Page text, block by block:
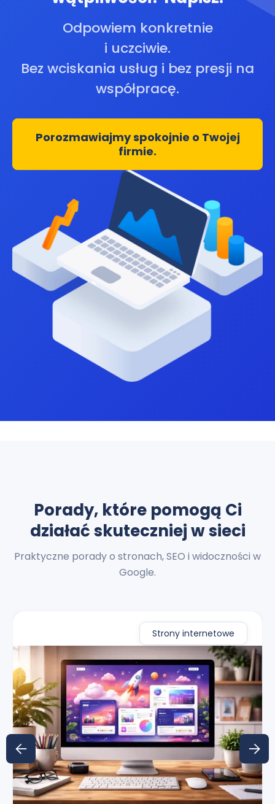
Odpowiem konkretnie
i uczciwie.
Bez wciskania usług i bez presji na
współpracę.
Porozmawiajmy spokojnie o Twojej
firmie.
Porady, które pomogą Ci
działać skuteczniej w sieci
Praktyczne porady o stronach, SEO i widoczności w
Google.
Strony internetowe
 